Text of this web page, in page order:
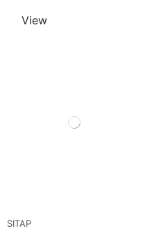
View
SITAP